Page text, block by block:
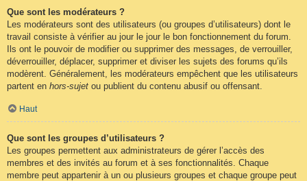
Que sont les modérateurs ?
Les modérateurs sont des utilisateurs (ou groupes d’utilisateurs) dont le
travail consiste à vérifier au jour le jour le bon fonctionnement du forum.
Ils ont le pouvoir de modifier ou supprimer des messages, de verrouiller,
déverrouiller, déplacer, supprimer et diviser les sujets des forums qu’ils
modèrent. Généralement, les modérateurs empêchent que les utilisateurs
partent en hors-sujet ou publient du contenu abusif ou offensant.
Haut
Que sont les groupes d’utilisateurs ?
Les groupes permettent aux administrateurs de gérer l’accès des
membres et des invités au forum et à ses fonctionnalités. Chaque
membre peut appartenir à un ou plusieurs groupes et chaque groupe peut